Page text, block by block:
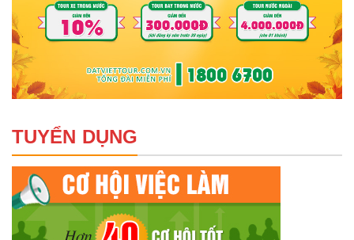
TUYỂN DỤNG